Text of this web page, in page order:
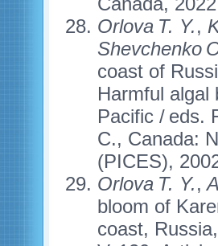
Orlova T. Y.,
Shevchenko
coast of
Harmful algal
Pacific / eds.
C., Canada:
(PICES),
Orlova T. Y.,
bloom of
coast,